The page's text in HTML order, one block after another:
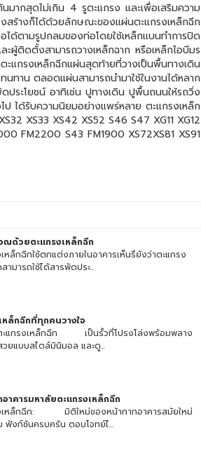
กสุดไม่เกิน 4 รูตะแกรง และเพื่อเสริมความ
สร้างก็ได้ด้วยลักษณะของแผ่นตะแกรงเหล็กฉีก
ตามรูปกลมของท่อโดยใช้เหล็กแบนทำการปิด
ผู้ติดตั้งสามารถวางเหล็กฉาก หรือเหล็กไอบีมร
กรงเหล็กฉีกแผ่นสุดท้ายที่วางเป็นพื้นทางเดิน
ทาน ตลอดแผ่นสามารถนำมาใช้ในงานได้หลาก
ประโยชน์ อาทิเช่น ปูทางเดิน ปูพื้นถนนให้รถวิ่ง
ได้รับความนิยมอย่างแพร่หลาย ตะแกรงเหล็ก
XS33 XS42 XS52 S46 S47 XG11 XG12
FM2200 S43 FM1900 XS72XS81 XS91
ณด้วยตะแกรงเหล็กฉีก
หล็กฉีกใช้ตกแต่งภายในอาคารเห็นรึยังว่าตะแกรง
ามารถใช้ได้สารพัดประ...
หล็กฉีกที่ทุกคนวางใจ
ะแกรงเหล็กฉีก เป็นรั้วที่โปรงโล่งพร้อมพลาง
ยแบบสไตล์มินิมอล และดู...
อาคารมหาลัยตะแกรงเหล็กฉีก
เหล็กฉีก: มิติใหม่ของหน้ากากอาคารสมัยใหม่
ฟังก์ชันครบครัน ตอบโจทย์ไ...